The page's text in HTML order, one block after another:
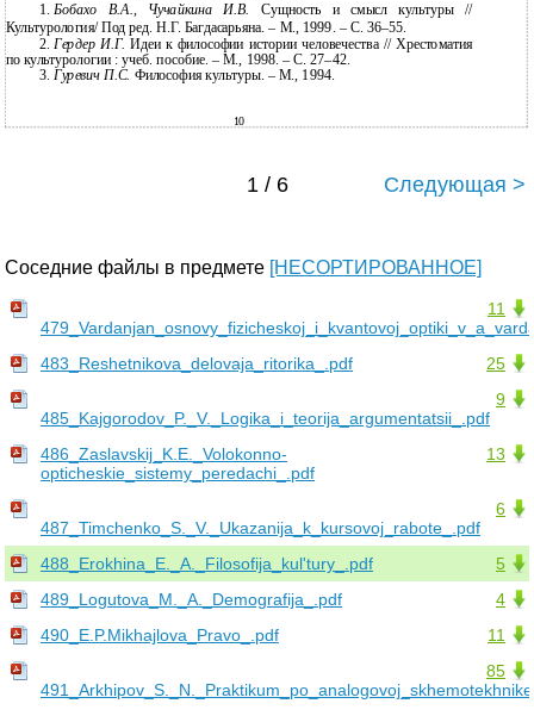
1. Бобахо В.А., Чучайкина И.В. Сущность и смысл культуры //
Культурология/ Под ред. Н.Г. Багдасарьяна. – М., 1999. – С. 36–55.
2. Гердер И.Г.Идеи к философии истории человечества // Хрестоматия
по культурологии : учеб. пособие. – М., 1998. – С. 27–42.
3. Гуревич П.С. Философия культуры. – М., 1994.
10
1 / 6 Следующая >
Соседние файлы в предмете [НЕСОРТИРОВАННОЕ]
11
25
483_Reshetnikova_delovaja_ritorika_.pdf
9
485_Kajgorodov_P._V._Logika_i_teorija_argumentatsii_.pdf
13
486_Zaslavskij_K.E._Volokonno-
opticheskie_sistemy_peredachi_.pdf
6
487_Timchenko_S._V._Ukazanija_k_kursovoj_rabote_.pdf
5
488_Erokhina_E._A._Filosofija_kul'tury_.pdf
4
489_Logutova_M._A._Demografija_.pdf
11
490_E.P.Mikhajlova_Pravo_.pdf
85